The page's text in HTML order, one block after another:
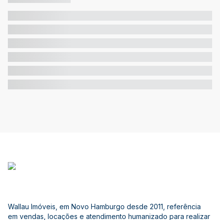
Wallau Imóveis, em Novo Hamburgo desde 2011, referência
em vendas, locações e atendimento humanizado para realizar